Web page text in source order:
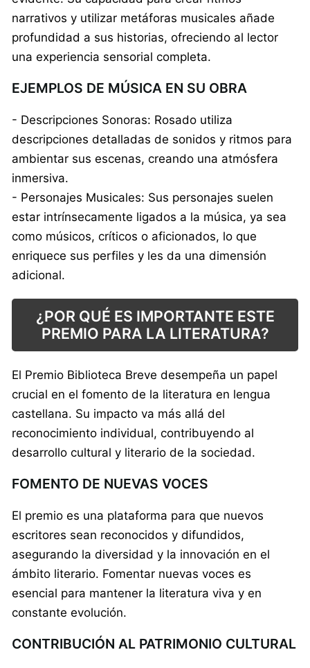
narrativos y utilizar metáforas musicales añade
profundidad a sus historias, ofreciendo al lector
una experiencia sensorial completa.
EJEMPLOS DE MÚSICA EN SU OBRA
- Descripciones Sonoras: Rosado utiliza
descripciones detalladas de sonidos y ritmos para
ambientar sus escenas, creando una atmósfera
inmersiva.
- Personajes Musicales: Sus personajes suelen
estar intrínsecamente ligados a la música, ya sea
como músicos, críticos o aficionados, lo que
enriquece sus perfiles y les da una dimensión
adicional.
¿POR QUÉ ES IMPORTANTE ESTE
PREMIO PARA LA LITERATURA?
El Premio Biblioteca Breve desempeña un papel
crucial en el fomento de la literatura en lengua
castellana. Su impacto va más allá del
reconocimiento individual, contribuyendo al
desarrollo cultural y literario de la sociedad.
FOMENTO DE NUEVAS VOCES
El premio es una plataforma para que nuevos
escritores sean reconocidos y difundidos,
asegurando la diversidad y la innovación en el
ámbito literario. Fomentar nuevas voces es
esencial para mantener la literatura viva y en
constante evolución.
CONTRIBUCIÓN AL PATRIMONIO CULTURAL